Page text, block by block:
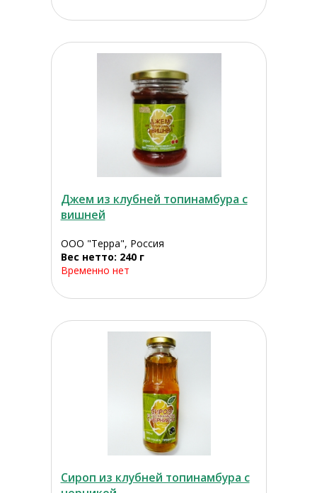
Джем из клубней топинамбура с
вишней
ООО "Терра", Россия
Вес нетто: 240 г
Временно нет
Сироп из клубней топинамбура с